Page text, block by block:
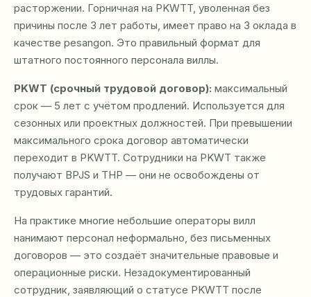
расторжении. Горничная на PKWTT, уволенная без
причины после 3 лет работы, имеет право на 3 оклада в
качестве pesangon. Это правильный формат для
штатного постоянного персонала виллы.
PKWT (срочный трудовой договор): максимальный
срок — 5 лет с учётом продлений. Используется для
сезонных или проектных должностей. При превышении
максимального срока договор автоматически
переходит в PKWTT. Сотрудники на PKWT также
получают BPJS и ТНР — они не освобождены от
трудовых гарантий.
На практике многие небольшие операторы вилл
нанимают персонал неформально, без письменных
договоров — это создаёт значительные правовые и
операционные риски. Незадокументированный
сотрудник, заявляющий о статусе PKWTT после